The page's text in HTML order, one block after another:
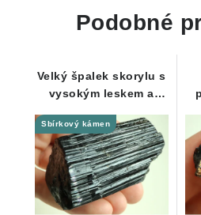
Podobné
Velký špalek skorylu s
vysokým leskem a
168 g
Sbírkový kámen